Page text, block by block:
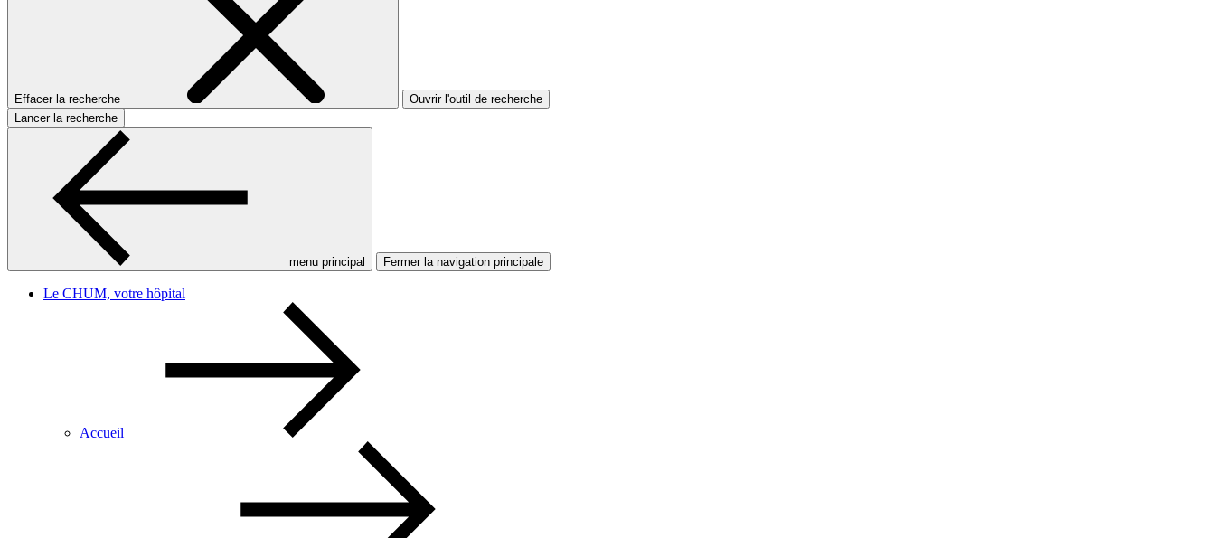
Effacer la recherche
Ouvrir l'outil de recherche
Lancer la recherche
menu principal Fermer la navigation principale
Le CHUM, votre hôpital
Accueil